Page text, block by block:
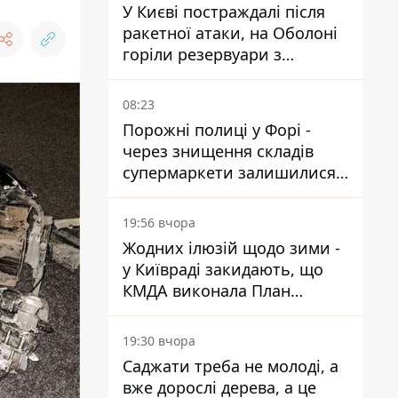
У Києві постраждалі після
ракетної атаки, на Оболоні
горіли резервуари з
паливом
08:23
Порожні полиці у Форі -
через знищення складів
супермаркети залишилися
без асортименту
19:56 вчора
Жодних ілюзій щодо зими -
у Київраді закидають, що
КМДА виконала План
стійкості на 20%
19:30 вчора
Саджати треба не молоді, а
вже дорослі дерева, а це